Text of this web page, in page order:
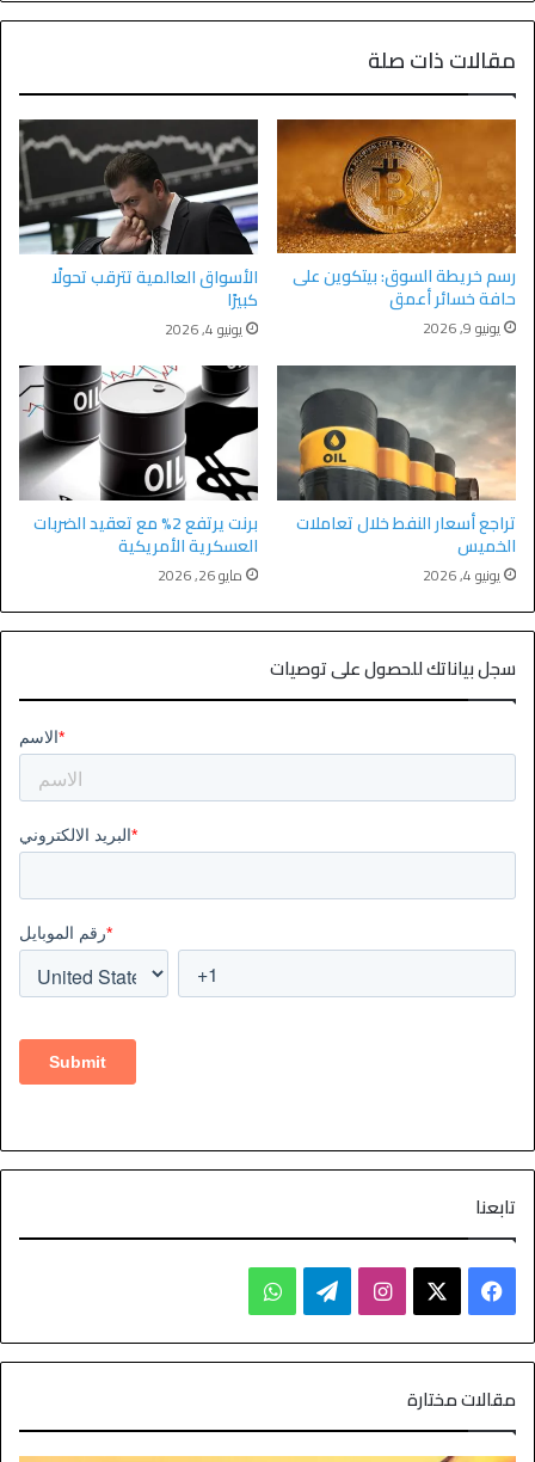
مقالات ذات صلة
رسم خريطة السوق: بيتكوين على
حافة خسائر أعمق
يونيو 9, 2026
الأسواق العالمية تترقب تحولًا
كبيرًا
يونيو 4, 2026
تراجع أسعار النفط خلال تعاملات
الخميس
يونيو 4, 2026
برنت يرتفع 2% مع تعقيد الضربات
العسكرية الأمريكية
مايو 26, 2026
سجل بياناتك للحصول على توصيات
تابعنا
مقالات مختارة